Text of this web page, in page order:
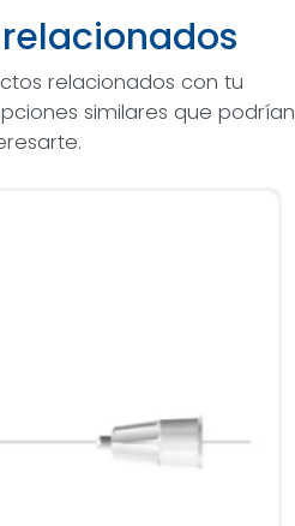
relacionados
relacionados con tu
similares que podrían